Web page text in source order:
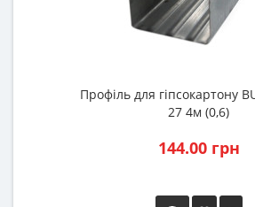
Профіль для гіпсокартону
27 4м (0,6)
144.00 грн